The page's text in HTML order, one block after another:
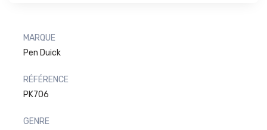
MARQUE
Pen Duick
RÉFÉRENCE
PK706
GENRE